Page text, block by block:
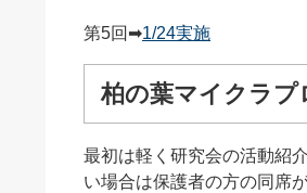
第5回➡1/24実施
柏の葉マイクラ
最初は軽く研究会の活動紹
い場合は保護者の方の同席